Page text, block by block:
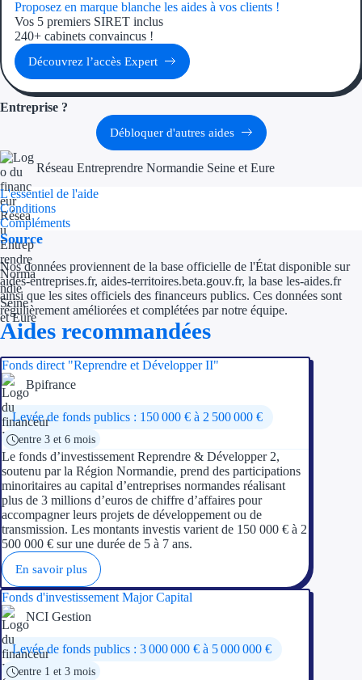
Aides Région
Aides Région
Aides Région
Nos tarifs
Accompagnement
Blog
Nos guides
Nos partenaires
Contactez-nous
Proposez en marque blanche les aides à vos clients !
Vos 5 premiers SIRET inclus
240+ cabinets convaincus !
Découvrez l’accès Expert
Entreprise ?
Débloquer d'autres aides
Réseau Entreprendre Normandie Seine et Eure
L'essentiel de l'aide
Conditions
Compléments
Source
Nos données proviennent de la base officielle de l'État disponible sur
aides-entreprises.fr, aides-territoires.beta.gouv.fr, la base les-aides.fr
ainsi que les sites officiels des financeurs publics. Ces données sont
régulièrement améliorées et complétées par notre équipe.
Aides recommandées
Fonds direct "Reprendre et Développer II"
Bpifrance
Levée de fonds publics : 150 000 € à 2 500 000 €
entre 3 et 6 mois
Le fonds d’investissement Reprendre & Développer 2,
soutenu par la Région Normandie, prend des participations
minoritaires au capital d’entreprises normandes réalisant
plus de 3 millions d’euros de chiffre d’affaires pour
accompagner leurs projets de développement ou de
transmission. Les montants investis varient de 150 000 € à 2
500 000 € sur une durée de 5 à 7 ans.
En savoir plus
Fonds d'investissement Major Capital
NCI Gestion
Levée de fonds publics : 3 000 000 € à 5 000 000 €
entre 1 et 3 mois